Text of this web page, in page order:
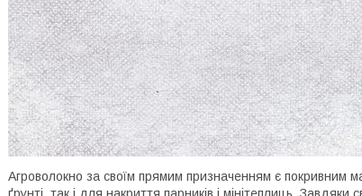
Агроволокно за своїм прямим призначенням є покривним
ґрунті, так і для накриття парників і мінітеплиць.